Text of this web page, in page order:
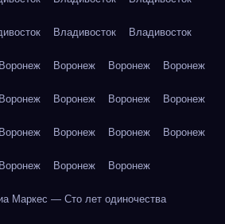
Владивосток Владивосток
Воронеж Воронеж Воронеж Воронеж
Воронеж Воронеж Воронеж Воронеж
Воронеж Воронеж Воронеж Воронеж
Воронеж Воронеж Воронеж
Маркес — Сто лет одиночества